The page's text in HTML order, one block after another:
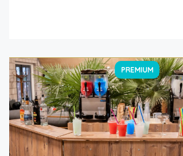
PREMIUM